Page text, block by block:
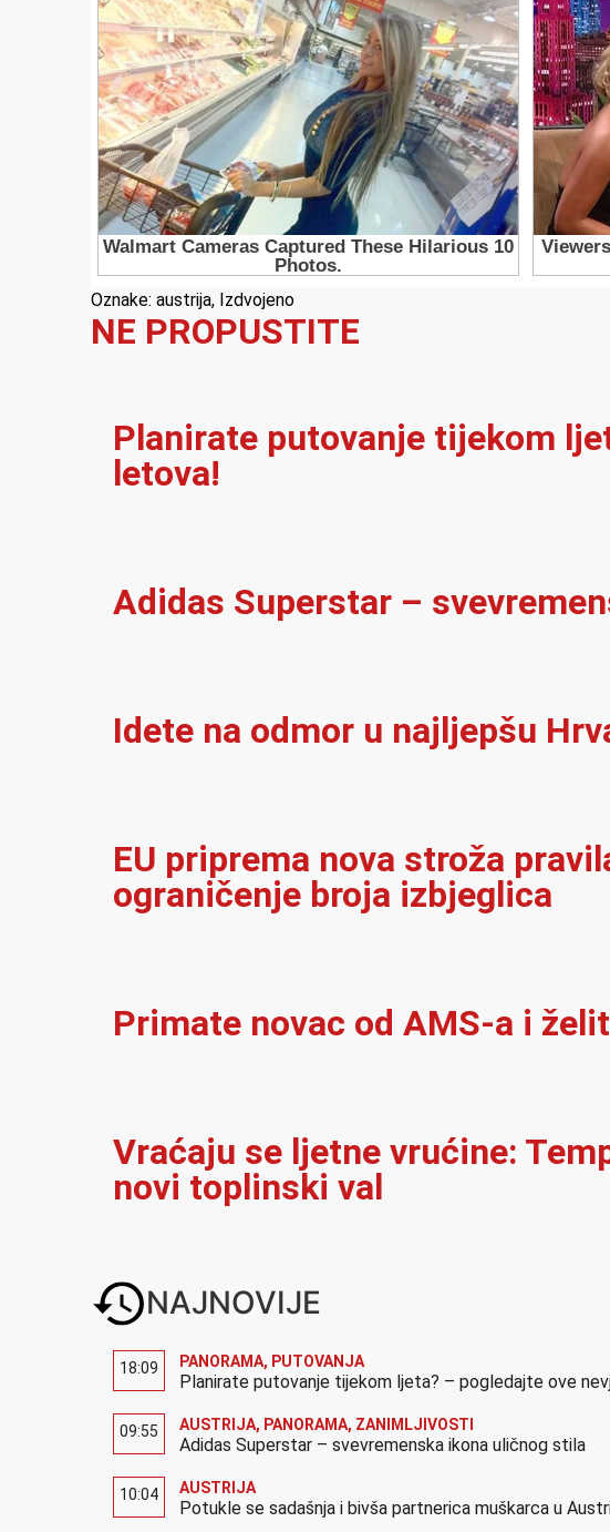
Oznake: austrija, Izdvojeno
NE PROPUSTITE
Planirate putovanje tijekom
letova!
Adidas Superstar –
Idete na odmor u najljepšu
EU priprema nova stroža
ograničenje broja izbjeglica
Primate novac od AMS-a i
Vraćaju se ljetne vrućine:
novi toplinski val
NAJNOVIJE
18:09 PANORAMA, PUTOVANJA
Planirate putovanje tijekom ljeta? – pogledajte ove
09:55 AUSTRIJA, PANORAMA, ZANIMLJIVOSTI
Adidas Superstar – svevremenska ikona uličnog stila
10:04 AUSTRIJA
Potukle se sadašnja i bivša partnerica muškarca u